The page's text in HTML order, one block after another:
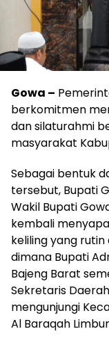
Gowa –
berkomitmen
dan silaturahmi
masyarakat
Sebagai bentuk
tersebut, Bupati
Wakil Bupati
kembali
keliling yang
dimana Bupati
Bajeng Barat
Sekretaris
mengunjungi
Al Baraqah